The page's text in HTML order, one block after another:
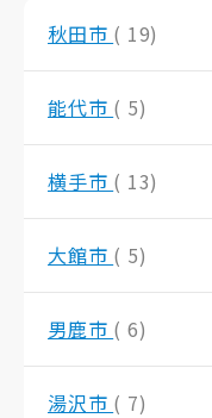
秋田市 ( 19)
能代市 ( 5)
横手市 ( 13)
大館市 ( 5)
男鹿市 ( 6)
湯沢市 ( 7)